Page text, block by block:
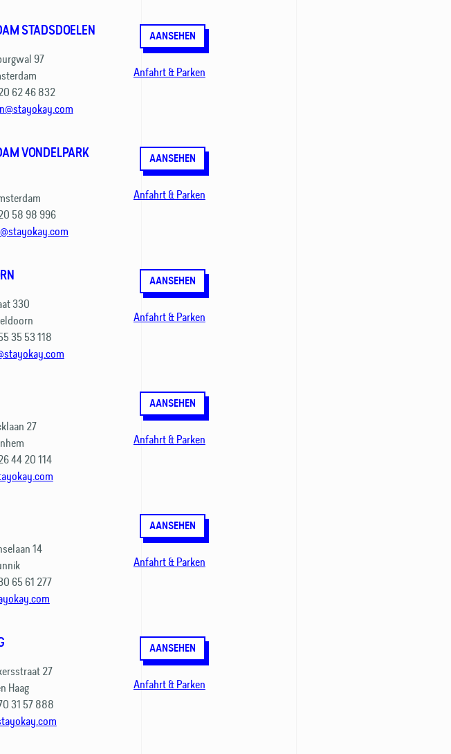
STADSDOELEN
97
62 46 832
AANSEHEN
Anfahrt & Parken
VONDELPARK
58 98 996
AANSEHEN
Anfahrt & Parken
330
35 53 118
AANSEHEN
Anfahrt & Parken
27
44 20 114
AANSEHEN
Anfahrt & Parken
14
65 61 277
AANSEHEN
Anfahrt & Parken
27
Haag
31 57 888
AANSEHEN
Anfahrt & Parken